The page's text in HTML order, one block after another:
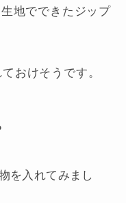
地でできた ジップ
おけそうです。
を入れてみまし